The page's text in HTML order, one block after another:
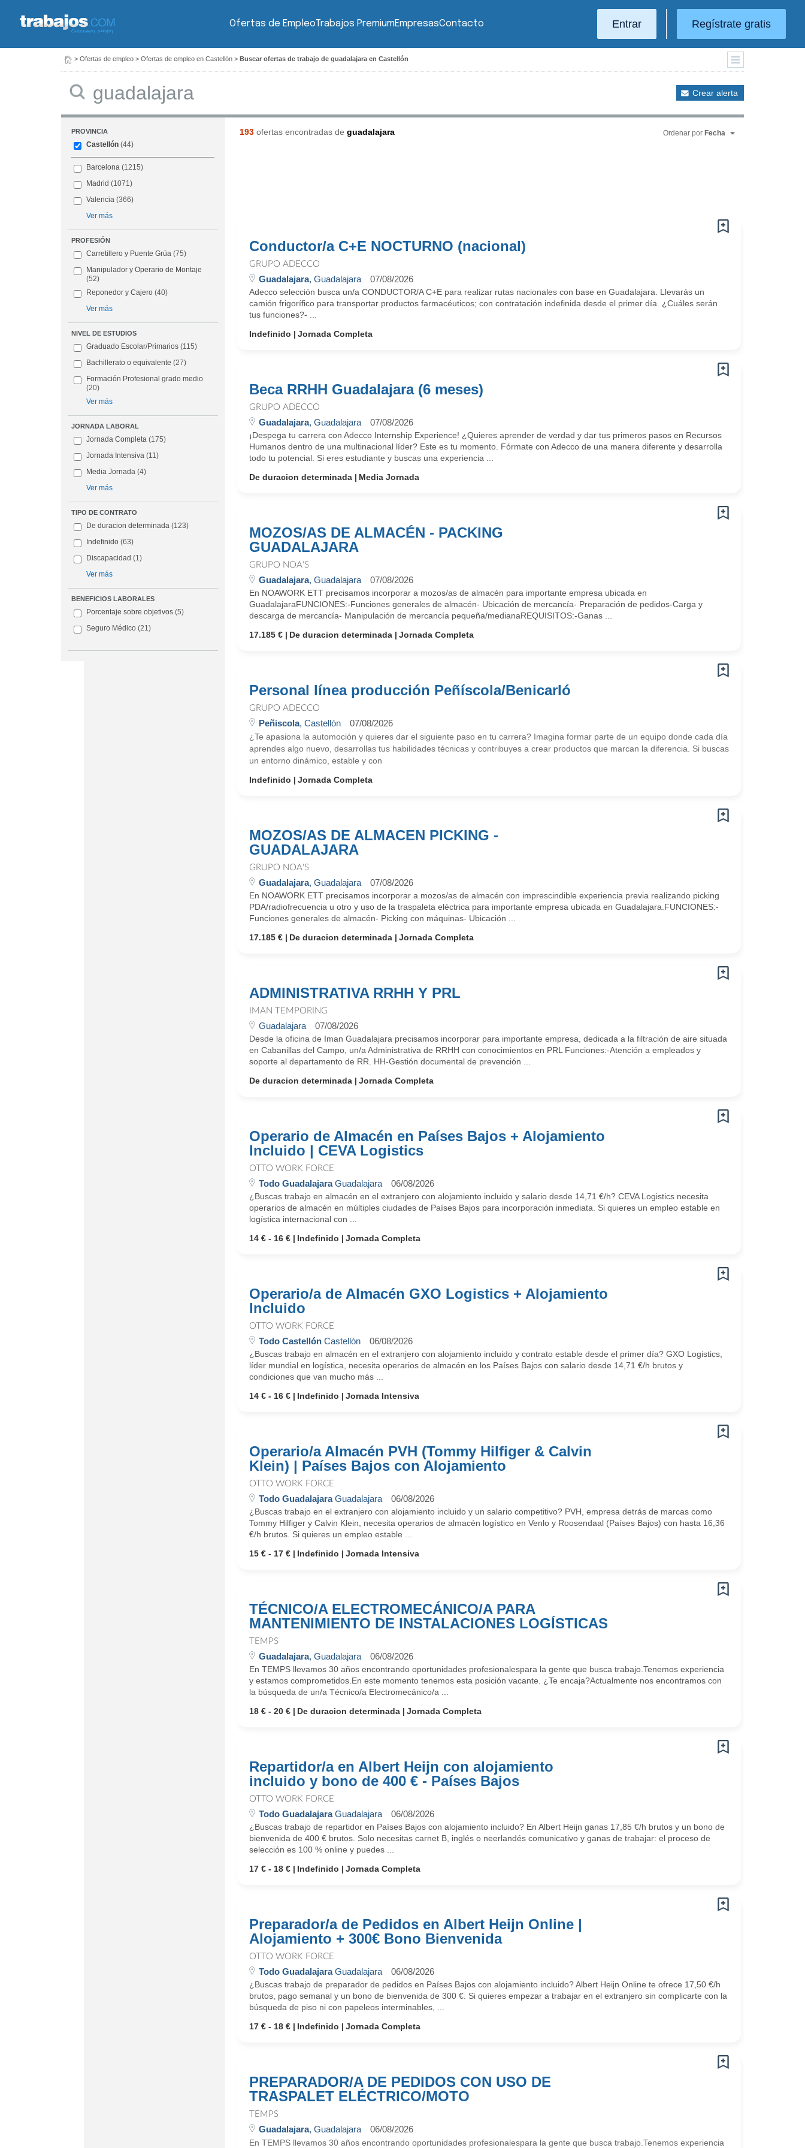
Ofertas de EmpleoTrabajos PremiumEmpresasContacto Entrar Regístrate gratis
> Ofertas de empleo > Ofertas de empleo en Castellón > Buscar ofertas de trabajo de guadalajara en Castellón
Crear alerta
PROVINCIA
Castellón (44)
Barcelona (1215)
Madrid (1071)
Valencia (366)
Ver más
PROFESIÓN
Carretillero y Puente Grúa (75)
Manipulador y Operario de Montaje
(52)
Reponedor y Cajero (40)
Ver más
NIVEL DE ESTUDIOS
Graduado Escolar/Primarios (115)
Bachillerato o equivalente (27)
Formación Profesional grado medio
(20)
Ver más
JORNADA LABORAL
Jornada Completa (175)
Jornada Intensiva (11)
Media Jornada (4)
Ver más
TIPO DE CONTRATO
De duracion determinada (123)
Indefinido (63)
Discapacidad (1)
Ver más
BENEFICIOS LABORALES
Porcentaje sobre objetivos (5)
Seguro Médico (21)
193ofertas encontradas de guadalajara Ordenar por Fecha
Conductor/a C+E NOCTURNO (nacional)
GRUPO ADECCO
Guadalajara, Guadalajara 07/08/2026
Adecco selección busca un/a CONDUCTOR/A C+E para realizar rutas nacionales con base en Guadalajara. Llevarás un
camión frigorífico para transportar productos farmacéuticos; con contratación indefinida desde el primer día. ¿Cuáles serán
tus funciones?- ...
Indefinido
Jornada Completa
Beca RRHH Guadalajara (6 meses)
GRUPO ADECCO
Guadalajara, Guadalajara 07/08/2026
¡Despega tu carrera con Adecco Internship Experience! ¿Quieres aprender de verdad y dar tus primeros pasos en Recursos
Humanos dentro de una multinacional líder? Este es tu momento. Fórmate con Adecco de una manera diferente y desarrolla
todo tu potencial. Si eres estudiante y buscas una experiencia ...
De duracion determinada
Media Jornada
MOZOS/AS DE ALMACÉN - PACKING
GUADALAJARA
GRUPO NOA'S
Guadalajara, Guadalajara 07/08/2026
En NOAWORK ETT precisamos incorporar a mozos/as de almacén para importante empresa ubicada en
GuadalajaraFUNCIONES:-Funciones generales de almacén- Ubicación de mercancía- Preparación de pedidos-Carga y
descarga de mercancía- Manipulación de mercancía pequeña/medianaREQUISITOS:-Ganas ...
17.185 €
De duracion determinada Jornada Completa
Personal línea producción Peñíscola/Benicarló
GRUPO ADECCO
Peñiscola, Castellón 07/08/2026
¿Te apasiona la automoción y quieres dar el siguiente paso en tu carrera? Imagina formar parte de un equipo donde cada día
aprendes algo nuevo, desarrollas tus habilidades técnicas y contribuyes a crear productos que marcan la diferencia. Si buscas
un entorno dinámico, estable y con
Indefinido
Jornada Completa
MOZOS/AS DE ALMACEN PICKING -
GUADALAJARA
GRUPO NOA'S
Guadalajara, Guadalajara 07/08/2026
En NOAWORK ETT precisamos incorporar a mozos/as de almacén con imprescindible experiencia previa realizando picking
PDA/radiofrecuencia u otro y uso de la traspaleta eléctrica para importante empresa ubicada en Guadalajara.FUNCIONES:-
Funciones generales de almacén- Picking con máquinas- Ubicación ...
17.185 €
De duracion determinada Jornada Completa
ADMINISTRATIVA RRHH Y PRL
IMAN TEMPORING
Guadalajara 07/08/2026
Desde la oficina de Iman Guadalajara precisamos incorporar para importante empresa, dedicada a la filtración de aire situada
en Cabanillas del Campo, un/a Administrativa de RRHH con conocimientos en PRL Funciones:-Atención a empleados y
soporte al departamento de RR. HH-Gestión documental de prevención ...
De duracion determinada
Jornada Completa
Operario de Almacén en Países Bajos + Alojamiento
Incluido | CEVA Logistics
OTTO WORK FORCE
Todo GuadalajaraGuadalajara 06/08/2026
¿Buscas trabajo en almacén en el extranjero con alojamiento incluido y salario desde 14,71 €/h? CEVA Logistics necesita
operarios de almacén en múltiples ciudades de Países Bajos para incorporación inmediata. Si quieres un empleo estable en
logística internacional con ...
14 € - 16 €
Indefinido Jornada Completa
Operario/a de Almacén GXO Logistics + Alojamiento
Incluido
OTTO WORK FORCE
Todo CastellónCastellón 06/08/2026
¿Buscas trabajo en almacén en el extranjero con alojamiento incluido y contrato estable desde el primer día? GXO Logistics,
líder mundial en logística, necesita operarios de almacén en los Países Bajos con salario desde 14,71 €/h brutos y
condiciones que van mucho más ...
14 € - 16 €
Indefinido Jornada Intensiva
Operario/a Almacén PVH (Tommy Hilfiger & Calvin
Klein) | Países Bajos con Alojamiento
OTTO WORK FORCE
Todo GuadalajaraGuadalajara 06/08/2026
¿Buscas trabajo en el extranjero con alojamiento incluido y un salario competitivo? PVH, empresa detrás de marcas como
Tommy Hilfiger y Calvin Klein, necesita operarios de almacén logístico en Venlo y Roosendaal (Países Bajos) con hasta 16,36
€/h brutos. Si quieres un empleo estable ...
15 € - 17 €
Indefinido Jornada Intensiva
TÉCNICO/A ELECTROMECÁNICO/A PARA
MANTENIMIENTO DE INSTALACIONES LOGÍSTICAS
TEMPS
Guadalajara, Guadalajara 06/08/2026
En TEMPS llevamos 30 años encontrando oportunidades profesionalespara la gente que busca trabajo.Tenemos experiencia
y estamos comprometidos.En este momento tenemos esta posición vacante. ¿Te encaja?Actualmente nos encontramos con
la búsqueda de un/a Técnico/a Electromecánico/a ...
18 € - 20 €
De duracion determinada Jornada Completa
Repartidor/a en Albert Heijn con alojamiento
incluido y bono de 400 € - Países Bajos
OTTO WORK FORCE
Todo GuadalajaraGuadalajara 06/08/2026
¿Buscas trabajo de repartidor en Países Bajos con alojamiento incluido? En Albert Heijn ganas 17,85 €/h brutos y un bono de
bienvenida de 400 € brutos. Solo necesitas carnet B, inglés o neerlandés comunicativo y ganas de trabajar: el proceso de
selección es 100 % online y puedes ...
17 € - 18 €
Indefinido Jornada Completa
Preparador/a de Pedidos en Albert Heijn Online |
Alojamiento + 300€ Bono Bienvenida
OTTO WORK FORCE
Todo GuadalajaraGuadalajara 06/08/2026
¿Buscas trabajo de preparador de pedidos en Países Bajos con alojamiento incluido? Albert Heijn Online te ofrece 17,50 €/h
brutos, pago semanal y un bono de bienvenida de 300 €. Si quieres empezar a trabajar en el extranjero sin complicarte con la
búsqueda de piso ni con papeleos interminables, ...
17 € - 18 €
Indefinido Jornada Completa
PREPARADOR/A DE PEDIDOS CON USO DE
TRASPALET ELÉCTRICO/MOTO
TEMPS
Guadalajara, Guadalajara 06/08/2026
En TEMPS llevamos 30 años encontrando oportunidades profesionalespara la gente que busca trabajo.Tenemos experiencia